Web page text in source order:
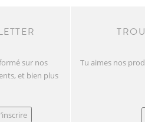
sur nos
et bien plus
Tu aimes nos